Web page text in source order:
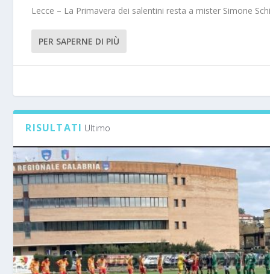
Lecce – La Primavera dei salentini resta a mister Simone
PER SAPERNE DI PIÙ
RISULTATI Ultimo